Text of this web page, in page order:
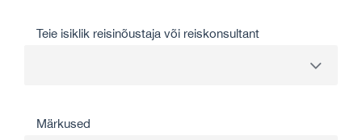
Teie isiklik reisinõustaja või reiskonsultant
Märkused